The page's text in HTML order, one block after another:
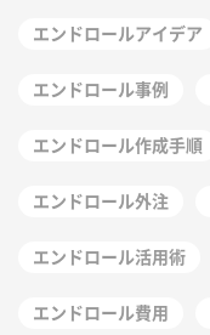
エンドロールアイデア
エンドロール事例
エンドロール作成手順
エンドロール外注
エンドロール活用術
エンドロール費用